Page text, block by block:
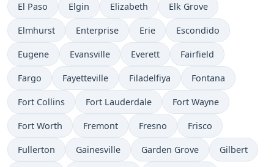
El Paso Elgin Elizabeth Elk Grove
Elmhurst Enterprise Erie Escondido
Eugene Evansville Everett Fairfield
Fargo Fayetteville Filadelfiya Fontana
Fort Collins Fort Lauderdale Fort Wayne
Fort Worth Fremont Fresno Frisco
Fullerton Gainesville Garden Grove Gilbert